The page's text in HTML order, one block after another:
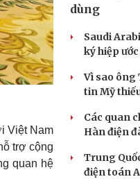
Việt Nam
trợ cộng
quan hệ
dùng
Saudi
ký hiệp
Vì sao ông
tin Mỹ
Các quan
Hàn điện
Trung
điện toán